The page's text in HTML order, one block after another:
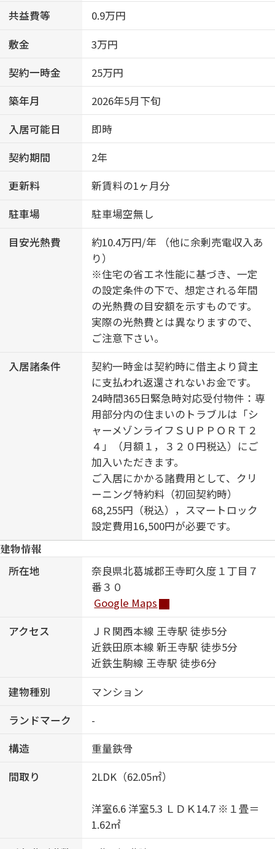
共益費等
0.9万円
敷金
3万円
契約一時金
25万円
築年月
2026年5月下旬
入居可能日
即時
契約期間
2年
更新料
新賃料の1ヶ月分
駐車場
駐車場空無し
目安光熱費
約10.4万円/年 （他に余剰売電収入あ
り）
※住宅の省エネ性能に基づき、一定
の設定条件の下で、想定される年間
の光熱費の目安額を示すものです。
実際の光熱費とは異なりますので、
ご注意下さい。
入居諸条件
契約一時金は契約時に借主より貸主
に支払われ返還されないお金です。
24時間365日緊急時対応受付物件：専
用部分内の住まいのトラブルは「シ
ャーメゾンライフＳＵＰＰＯＲＴ２
４」（月額１，３２０円税込）にご
加入いただきます。
ご入居にかかる諸費用として、クリ
ーニング特約料（初回契約時）
68,255円（税込），スマートロック
設定費用16,500円が必要です。
建物情報
所在地
奈良県北葛城郡王寺町久度１丁目７
番３０
Google Maps
アクセス
ＪＲ関西本線 王寺駅 徒歩5分
近鉄田原本線 新王寺駅 徒歩5分
近鉄生駒線 王寺駅 徒歩6分
建物種別
マンション
ランドマーク
-
構造
重量鉄骨
間取り
2LDK（62.05㎡）
洋室6.6 洋室5.3 ＬＤＫ14.7 ※１畳＝
1.62㎡